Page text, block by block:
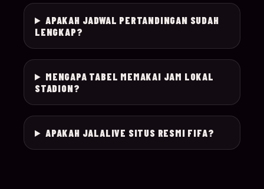
18-Jun-
26
Switzerland v
Herzegovina
027
18-Jun-
15:00 Canada v Qatar
028
26
19:00 Mexico v South
029 21:00 Brazil v Haiti
APAKAH JADWAL PERTANDINGAN SUDAH
LENGKAP?
MENGAPA TABEL MEMAKAI JAM LOKAL
STADION?
APAKAH JALALIVE SITUS RESMI FIFA?